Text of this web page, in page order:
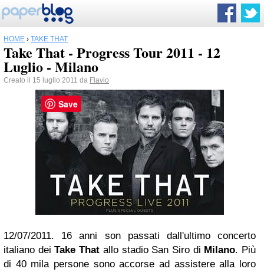
HOME › TAKE THAT
Take That - Progress Tour 2011 - 12
Luglio - Milano
Creato il 15 luglio 2011 da Flavio
12/07/2011. 16 anni son passati dall'ultimo concerto
italiano deiTake That allo stadio San Siro di Milano. Più
di 40 mila persone sono accorse ad assistere alla loro
Save